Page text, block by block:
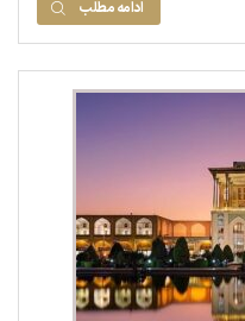
ادامه مطلب